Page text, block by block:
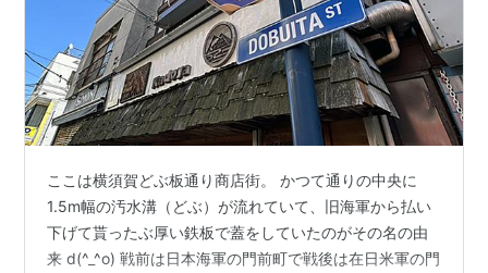
ここは横須賀どぶ板通り商店街。 かつて通りの中央に
1.5m幅の汚水溝（どぶ）が流れていて、旧海軍から払い
下げて貰ったぶ厚い鉄板で蓋をしていたのがその名の由
来 d(^_^o) 戦前は日本海軍の門前町で戦後は在日米軍の門